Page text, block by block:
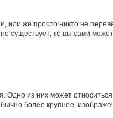
или же просто никто не
не существует, то вы сами
Одно из них может
более крупное,